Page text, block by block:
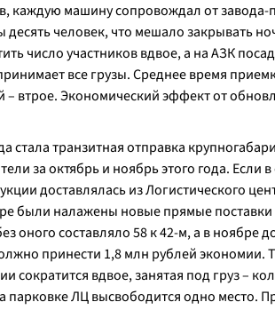
каждую машину сопровождал от завода-
десять человек, что мешало закрывать
число участников вдвое, а на АЗК
все грузы. Среднее время
втрое. Экономический эффект от
стала транзитная отправка
за октябрь и ноябрь этого года. Если
доставлялась из Логистического
были налажены новые прямые
оного составляло 58 к 42-м, а в ноябре
принести 1,8 млн рублей экономии.
сократится вдвое, занятая под груз –
парковке ЛЦ высвободится одно место.